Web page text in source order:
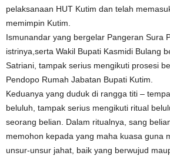
pelaksanaan HUT Kutim dan telah
memimpin Kutim.
Ismunandar yang bergelar Pangeran Sura
istrinya,serta Wakil Bupati Kasmidi Bulang
Satriani, tampak serius mengikuti prosesi
Pendopo Rumah Jabatan Bupati Kutim.
Keduanya yang duduk di rangga titi –
beluluh, tampak serius mengikuti ritual
seorang belian. Dalam ritualnya, sang
memohon kepada yang maha kuasa guna
unsur-unsur jahat, baik yang berwujud